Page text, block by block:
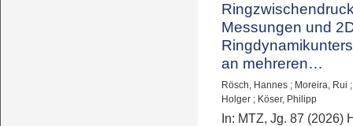
Messungen und
an mehreren
Motorplattformen
Rösch, Hannes ; Moreira, Rui
Holger ; Köser, Philipp
In: MTZ, Jg. 87 (2026)